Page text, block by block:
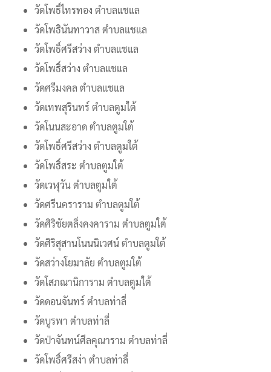
วัดโพธิ์ไทรทอง ตำบลแชแล
วัดโพธินันทาวาส ตำบลแชแล
วัดโพธิ์ศรีสว่าง ตำบลแชแล
วัดโพธิ์สว่าง ตำบลแชแล
วัดศรีมงคล ตำบลแชแล
วัดเทพสุรินทร์ ตำบลตูมใต้
วัดโนนสะอาด ตำบลตูมใต้
วัดโพธิ์ศรีสว่าง ตำบลตูมใต้
วัดโพธิ์สระ ตำบลตูมใต้
วัดเวฬุวัน ตำบลตูมใต้
วัดศรีนคราราม ตำบลตูมใต้
วัดศิริชัยตลิ่งคงคาราม ตำบลตูมใต้
วัดศิริสุสานโนนนิเวศน์ ตำบลตูมใต้
วัดสว่างโยมาลัย ตำบลตูมใต้
วัดโสภณานิการาม ตำบลตูมใต้
วัดดอนจันทร์ ตำบลท่าลี่
วัดบูรพา ตำบลท่าลี่
วัดป่าจันทน์ศีลคุณาราม ตำบลท่าลี่
วัดโพธิ์ศรีสง่า ตำบลท่าลี่